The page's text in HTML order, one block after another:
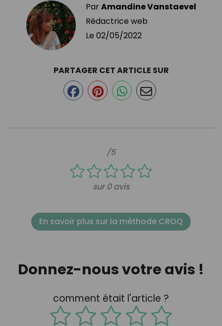
ParAmandine Vanstaevel
Rédactrice web
Le 02/05/2022
/5
sur 0 avis
PARTAGER CET ARTICLE SUR
En savoir plus sur la méthode CROQ
Donnez-nous votre avis !
comment était l'article ?